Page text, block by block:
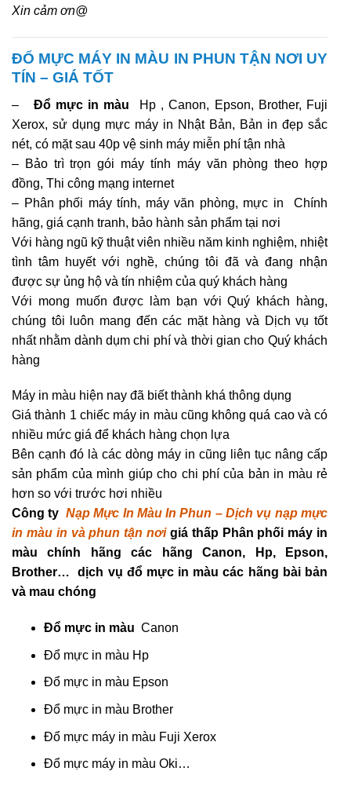
Xin cảm ơn@
ĐỔ MỰC MÁY IN MÀU IN PHUN TẬN NƠI UY
TÍN – GIÁ TỐT
– Đổ mực in màu Hp , Canon, Epson, Brother, Fuji
Xerox, sử dụng mực máy in Nhật Bản, Bản in đẹp sắc
nét, có mặt sau 40p vệ sinh máy miễn phí tận nhà
– Bảo trì trọn gói máy tính máy văn phòng theo hợp
đồng, Thi công mạng internet
– Phân phối máy tính, máy văn phòng, mực in Chính
hãng, giá cạnh tranh, bảo hành sản phẩm tại nơi
Với hàng ngũ kỹ thuật viên nhiều năm kinh nghiệm, nhiệt
tình tâm huyết với nghề, chúng tôi đã và đang nhận
được sự ủng hộ và tín nhiệm của quý khách hàng
Với mong muốn được làm bạn với Quý khách hàng,
chúng tôi luôn mang đến các mặt hàng và Dịch vụ tốt
nhất nhằm dành dụm chi phí và thời gian cho Quý khách
hàng
Máy in màu hiện nay đã biết thành khá thông dụng
Giá thành 1 chiếc máy in màu cũng không quá cao và có
nhiều mức giá để khách hàng chọn lựa
Bên cạnh đó là các dòng máy in cũng liên tục nâng cấp
sản phẩm của mình giúp cho chi phí của bản in màu rẻ
hơn so với trước hơi nhiều
Công ty Nạp Mực In Màu In Phun – Dịch vụ nạp mực
in màu in và phun tận nơi giá thấp Phân phối máy in
màu chính hãng các hãng Canon, Hp, Epson,
Brother… dịch vụ đổ mực in màu các hãng bài bản
và mau chóng
Đổ mực in màu Canon
Đổ mực in màu Hp
Đổ mực in màu Epson
Đổ mực in màu Brother
Đổ mực máy in màu Fuji Xerox
Đổ mực máy in màu Oki…